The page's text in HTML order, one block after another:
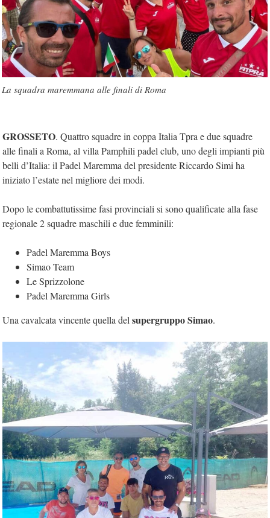
La squadra maremmana alle finali di Roma
GROSSETO. Quattro squadre in coppa Italia Tpra e due squadre
alle finali a Roma, al villa Pamphili padel club, uno degli impianti più
belli d’Italia: il Padel Maremma del presidente Riccardo Simi ha
iniziato l’estate nel migliore dei modi.
Dopo le combattutissime fasi provinciali si sono qualificate alla fase
regionale 2 squadre maschili e due femminili:
Padel Maremma Boys
Simao Team
Le Sprizzolone
Padel Maremma Girls
Una cavalcata vincente quella del supergruppo Simao.